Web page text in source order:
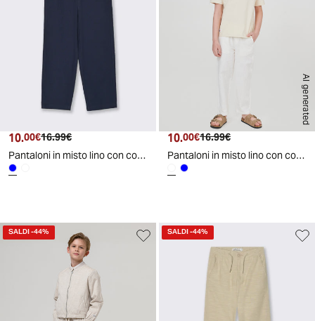
Prezzo attuale
10.00€ Prezzo originale
16.99€
Pantaloni in misto lino con coulisse - Blu
AI generated
Prezzo attuale
10.00€ Prezzo originale
16.99€
Pantaloni in misto lino con coulisse - Crema
SALDI-44% SALDI-44%